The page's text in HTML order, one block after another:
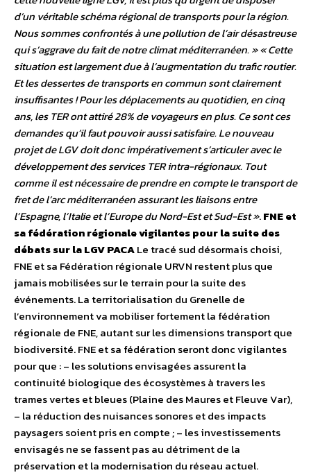
d’un véritable schéma régional de transports pour la région.
Nous sommes confrontés à une pollution de l’air désastreuse
qui s’aggrave du fait de notre climat méditerranéen. »« Cette
situation est largement due à l’augmentation du trafic routier.
Et les dessertes de transports en commun sont clairement
insuffisantes ! Pour les déplacements au quotidien, en cinq
ans, les TER ont attiré 28% de voyageurs en plus. Ce sont ces
demandes qu’il faut pouvoir aussi satisfaire. Le nouveau
projet de LGV doit donc impérativement s’articuler avec le
développement des services TER intra-régionaux. Tout
comme il est nécessaire de prendre en compte le transport de
fret de l’arc méditerranéen assurant les liaisons entre
l’Espagne, l’Italie et l’Europe du Nord-Est et Sud-Est ».FNE et
sa fédération régionale vigilantes pour la suite des
débats sur la LGV PACALe tracé sud désormais choisi,
FNE et sa Fédération régionale URVN restent plus que
jamais mobilisées sur le terrain pour la suite des
événements. La territorialisation du Grenelle de
l’environnement va mobiliser fortement la fédération
régionale de FNE, autant sur les dimensions transport que
biodiversité. FNE et sa fédération seront donc vigilantes
pour que : – les solutions envisagées assurent la
continuité biologique des écosystèmes à travers les
trames vertes et bleues (Plaine des Maures et Fleuve Var),
– la réduction des nuisances sonores et des impacts
paysagers soient pris en compte ; – les investissements
envisagés ne se fassent pas au détriment de la
préservation et la modernisation du réseau actuel.